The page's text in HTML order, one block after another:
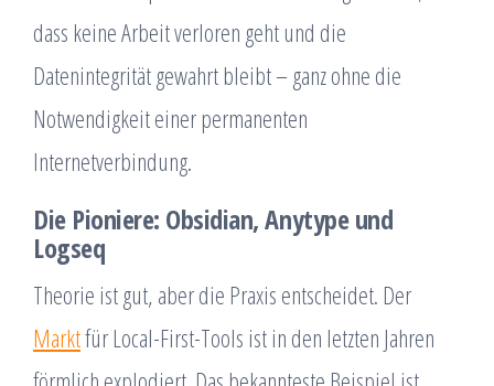
dass keine Arbeit verloren geht und die
Datenintegrität gewahrt bleibt – ganz ohne die
Notwendigkeit einer permanenten
Internetverbindung.
Die Pioniere: Obsidian, Anytype und
Logseq
Theorie ist gut, aber die Praxis entscheidet. Der
Marktfür Local-First-Tools ist in den letzten Jahren